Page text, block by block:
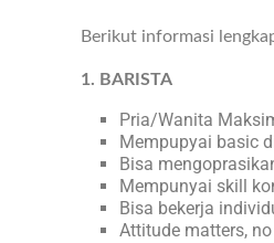
Berikut informasi
1. BARISTA
Pria/Wanita
Mempupyai basic
Bisa
Mempunyai skill
Bisa bekerja
Attitude matters,